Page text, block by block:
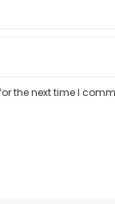
the next time I